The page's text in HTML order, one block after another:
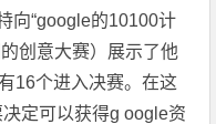
向“google的10100计
创意大赛）展示了他
16个进入决赛。在这
定可以获得g oogle资